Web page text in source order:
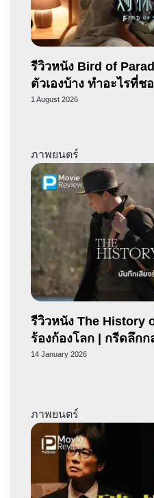
รีวิวหนัง Bird of
ตัวเองบ้าง ทำอะไรที่ช
1 August 2026
ภาพยนตร์
รีวิวหนัง The History
ร้องก้องโลก | กรีดลึกก
14 January 2026
ภาพยนตร์